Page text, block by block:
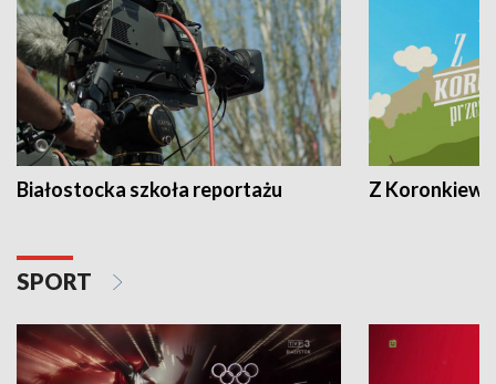
Białostocka szkoła reportażu Z
SPORT